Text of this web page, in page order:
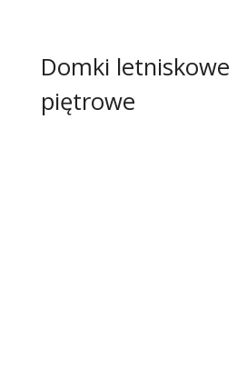
Domki letniskowe
piętrowe